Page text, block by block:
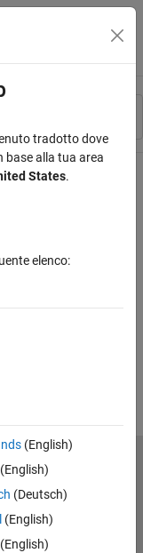
tradotto dove
base alla tua area
States.
elenco:
(English)
(Deutsch)
(English)
(English)
privacy